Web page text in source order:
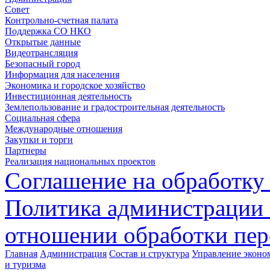
Совет
Контрольно-счетная палата
Поддержка СО НКО
Открытые данные
Видеотрансляция
Безопасный город
Информация для населения
Экономика и городское хозяйство
Инвестиционная деятельность
Землепользование и градостроительная деятельность
Социальная сфера
Международные отношения
Закупки и торги
Партнеры
Реализация национальных проектов
Соглашение на
Политика
отношении обработки
Главная Администрация Состав и структура Управление
и туризма